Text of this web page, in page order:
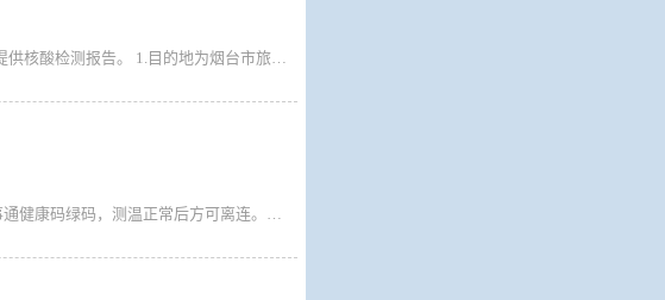
2021年12月17日起：大连至烟台航线非管控地区旅客乘船无需提供核酸检测报告。 1.目的地为烟台市旅客下船需现场做核酸检测，检测后放行。 2.途经烟台市的旅客签写承诺书后放行。 烟台至大连航线非管控地区旅客乘船无需提供核酸检测报告，旅客下船签写承诺书后放行。
广大旅客： 1.即日起所有乘船离连人员需持国务院行程卡、辽事通健康码绿码，测温正常后方可离连。请离连人员密切关注目的地疫情防控政策，按照目的地属地疫情防控要求，提前准备核酸检测阴性证明等相关手续备查。 2.来自重点管控地区、重点关注地区、行程码有*号的旅客仍需持有48小时核酸方可乘船离连，因未履行目的地属地防疫政策要求的旅客，一切后果自行承担。